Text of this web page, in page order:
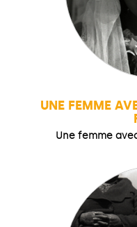
UNE FEMME
Une femme